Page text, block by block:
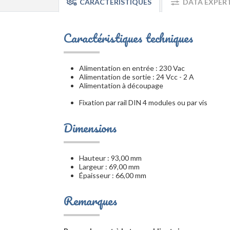
CARACTÉRISTIQUES DATA
Caractéristiques techniques
Alimentation en entrée : 230 Vac
Alimentation de sortie : 24 Vcc - 2 A
Alimentation à découpage
Fixation par rail DIN 4 modules ou par vis
Dimensions
Hauteur : 93,00 mm
Largeur : 69,00 mm
Épaisseur : 66,00 mm
Remarques